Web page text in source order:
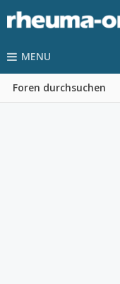
MENU
Foren durchsuchen